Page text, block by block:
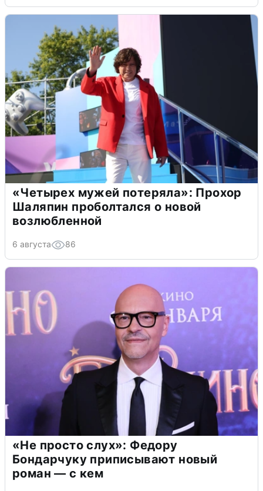
«Четырех мужей потеряла»: Прохор
Шаляпин проболтался о новой
возлюбленной
6 августа 86
«Не просто слух»: Федору
Бондарчуку приписывают новый
роман — с кем